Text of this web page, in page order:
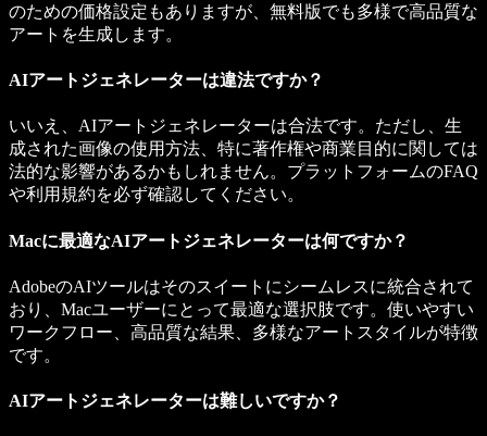
のための価格設定もありますが、無料版でも多様で高品質な
アートを生成します。
AIアートジェネレーターは違法ですか？
いいえ、AIアートジェネレーターは合法です。ただし、生
成された画像の使用方法、特に著作権や商業目的に関しては
法的な影響があるかもしれません。プラットフォームのFAQ
や利用規約を必ず確認してください。
Macに最適なAIアートジェネレーターは何ですか？
AdobeのAIツールはそのスイートにシームレスに統合されて
おり、Macユーザーにとって最適な選択肢です。使いやすい
ワークフロー、高品質な結果、多様なアートスタイルが特徴
です。
AIアートジェネレーターは難しいですか？